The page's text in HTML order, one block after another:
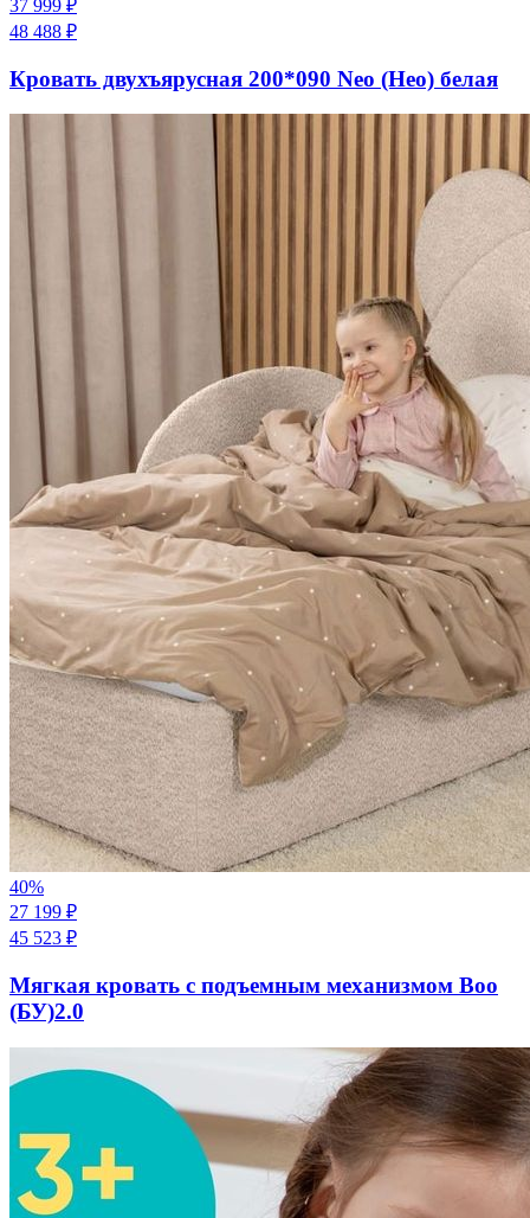
37 999 ₽
48 488 ₽
Кровать двухъярусная 200*090 Neo (Нео) белая
40%
27 199 ₽
45 523 ₽
Мягкая кровать с подъемным механизмом Boo
(БУ)2.0